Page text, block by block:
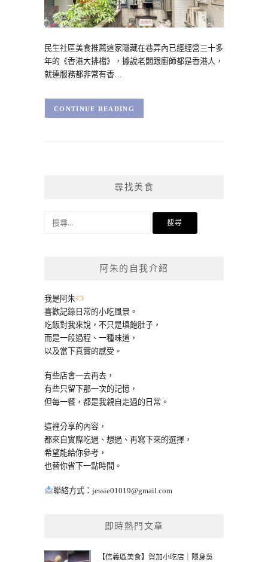
民生社區美食推薦這家隱藏在巷弄內已經經營三十多
年的《香港大排檔》，據說老闆跟廚師都是香港人，
就連服務都非常有香…
CONTINUE READING
尋找美食
阿朱的自我介紹
我是阿朱
喜歡記錄日常的小吃風景。
吃飯對我來說，不只是填飽肚子，
而是一段過程、一種味道，
以及當下真實的感受。
有些店會一去再去，
有些只留下那一次的記憶，
但每一餐，都是我親自走過的日常。
這裡分享的內容，
都來自實際吃過、想過、再寫下來的選擇，
希望能給你參考，
也替你省下一點時間。
聯絡方式： jessie01019@gmail.com
即時熱門文章
【信義區美食】賀加小吃店｜隱身吳